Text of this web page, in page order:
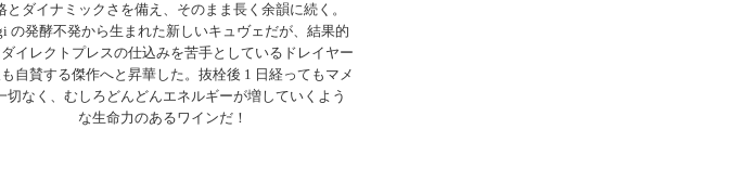
とダイナミックさを備え、そのまま長く余韻に続く。
の発酵不発から生まれた新しいキュヴェだが、結果的
イレクトプレスの仕込みを苦手としているドレイヤー
自賛する傑作へと昇華した。抜栓後 1 日経ってもマメ
切なく、むしろどんどんエネルギーが増していくよう
な生命力のあるワインだ！